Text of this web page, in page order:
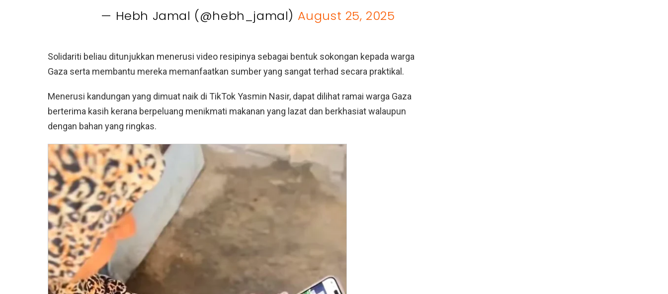
— Hebh Jamal (@hebh_jamal) August 25, 2025
Solidariti beliau ditunjukkan menerusi video resipinya sebagai bentuk sokongan kepada warga
Gaza serta membantu mereka memanfaatkan sumber yang sangat terhad secara praktikal.
Menerusi kandungan yang dimuat naik di TikTok Yasmin Nasir, dapat dilihat ramai warga Gaza
berterima kasih kerana berpeluang menikmati makanan yang lazat dan berkhasiat walaupun
dengan bahan yang ringkas.